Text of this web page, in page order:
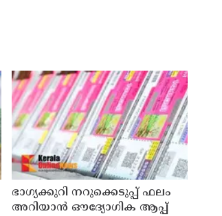
ഭാഗ്യക്കുറി നറുക്കെടുപ്പ് ഫലം
അറിയാൻ ഔദ്യോഗിക ആപ്പ്